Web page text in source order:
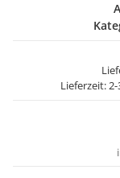
Lieferzeit: